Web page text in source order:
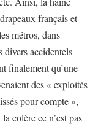
français et
métros, dans
divers accidentels
finalement qu’une
des « exploités
pour compte »,
colère ce n’est pas